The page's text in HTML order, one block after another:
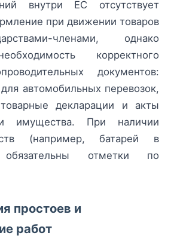
внутри ЕС отсутствует
при движении товаров
членами, однако
корректного
документов:
для автомобильных перевозок,
декларации и акты
имущества. При наличии
(например, батарей в
обязательны отметки по
простоев и
работ